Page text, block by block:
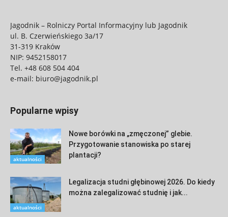
Jagodnik – Rolniczy Portal Informacyjny lub Jagodnik
ul. B. Czerwieńskiego 3a/17
31-319 Kraków
NIP: 9452158017
Tel. +48 608 504 404
e-mail: biuro@jagodnik.pl
Popularne wpisy
aktualności
Nowe borówki na „zmęczonej” glebie.
Przygotowanie stanowiska po starej
plantacji?
aktualności
Legalizacja studni głębinowej 2026. Do kiedy
można zalegalizować studnię i jak...